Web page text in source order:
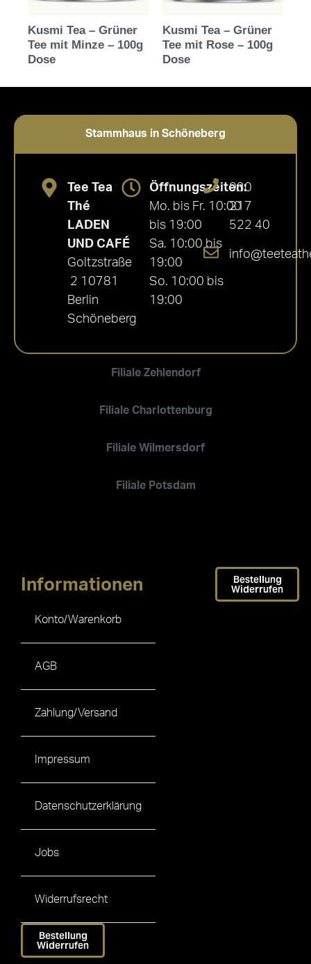
Kusmi Tea – Grüner
Tee mit Minze – 100g
Dose
Kusmi Tea – Grüner
Tee mit Rose – 100g
Dose
Stammhaus in Schöneberg
Filiale Zehlendorf
Filiale Charlottenburg
Filiale Wilmersdorf
Filiale Potsdam
Tee Tea
Thé
LADEN
UND CAFÉ
Goltzstraße
2 10781
Berlin
Schöneberg
Öffnungszeiten:
Mo. bis Fr. 10:00
bis 19:00
Sa. 10:00 bis
19:00
So. 10:00 bis
19:00
030
217
522 40
Informationen
Konto/Warenkorb
AGB
Zahlung/Versand
Impressum
Datenschutzerklärung
Jobs
Widerrufsrecht
Bestellung
Widerrufen
Bestellung
Widerrufen